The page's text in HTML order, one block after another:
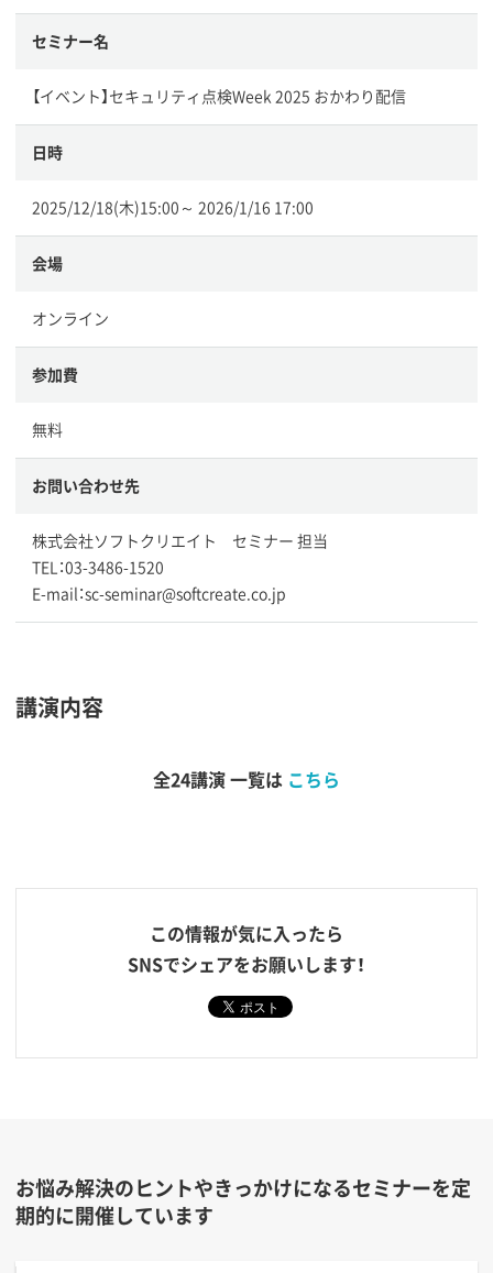
セミナー名
【イベント】セキュリティ点検Week 2025 おかわり配信
日時
2025/12/18(木)15:00～ 2026/1/16 17:00
会場
オンライン
参加費
無料
お問い合わせ先
株式会社ソフトクリエイト セミナー 担当
TEL：03-3486-1520
E-mail：sc-seminar@softcreate.co.jp
講演内容
全24講演 一覧は こちら
この情報が気に入ったら
SNSでシェアをお願いします！
お悩み解決のヒントやきっかけになるセミナーを定
期的に開催しています